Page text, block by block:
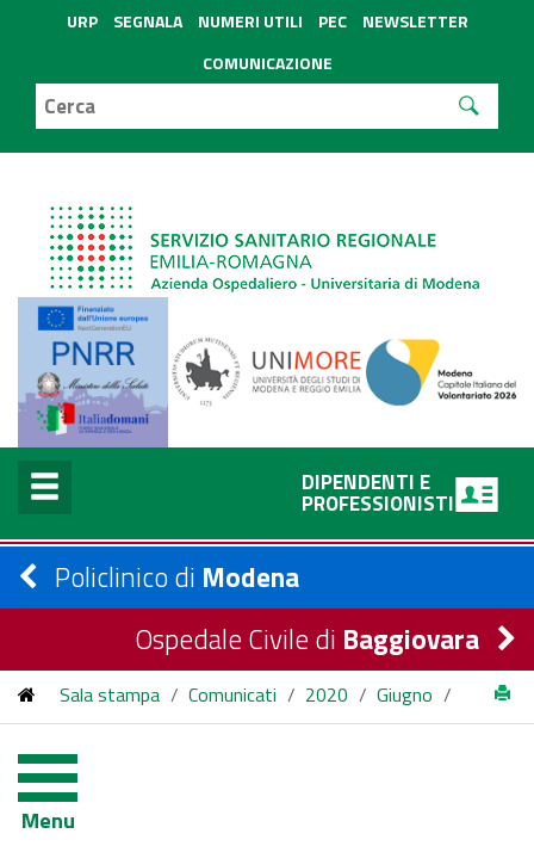
URP SEGNALA NUMERI UTILI PEC
NEWSLETTER
COMUNICAZIONE
DIPENDENTI E
PROFESSIONISTI
Policlinico di Modena
Ospedale Civile di Baggiovara
Sala stampa / Comunicati / 2020 / Giugno /
dell’Ospedale Civile
Menu